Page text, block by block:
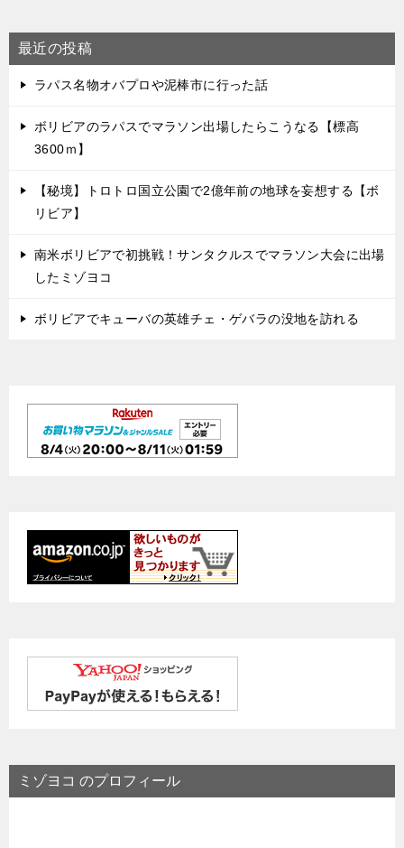
最近の投稿
ラパス名物オバプロや泥棒市に行った話
ボリビアのラパスでマラソン出場したらこうなる【標高
3600ｍ】
【秘境】トロトロ国立公園で2億年前の地球を妄想する【ボ
リビア】
南米ボリビアで初挑戦！サンタクルスでマラソン大会に出場
したミゾヨコ
ボリビアでキューバの英雄チェ・ゲバラの没地を訪れる
ミゾヨコ のプロフィール